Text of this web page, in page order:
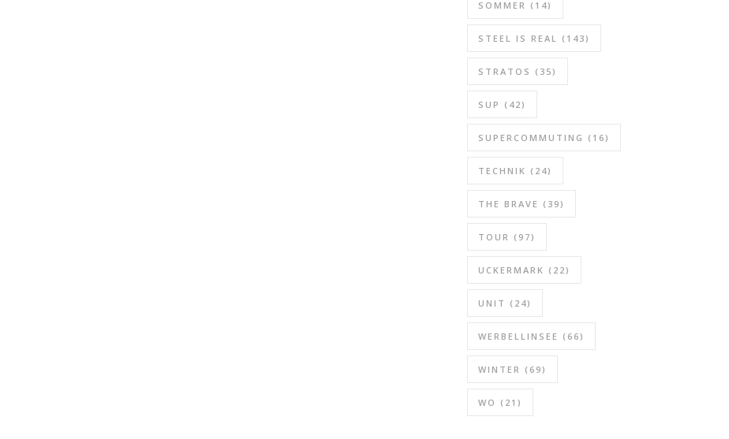
SOMMER (14)
STEEL IS REAL (143)
STRATOS (35)
SUP (42)
SUPERCOMMUTING (16)
TECHNIK (24)
THE BRAVE (39)
TOUR (97)
UCKERMARK (22)
UNIT (24)
WERBELLINSEE (66)
WINTER (69)
WO (21)